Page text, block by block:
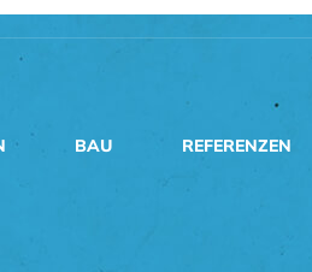
BAU REFERENZEN